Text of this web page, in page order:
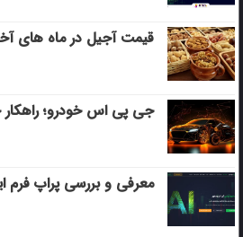
قیمت آجیل در ماه های
جی پی اس خودرو؛ راهکار
معرفی و بررسی پراپ فرم